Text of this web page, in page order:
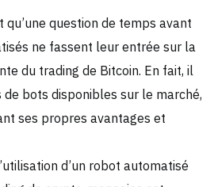
qu’une question de temps avant
ne fassent leur entrée sur la
du trading de Bitcoin. En fait, il
bots disponibles sur le marché,
ses propres avantages et
d’un robot automatisé